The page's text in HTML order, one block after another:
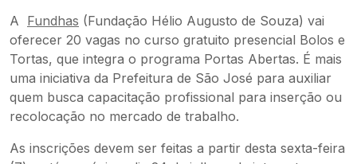
A Fundhas (Fundação Hélio Augusto de Souza) vai
oferecer 20 vagas no curso gratuito presencial Bolos e
Tortas, que integra o programa Portas Abertas. É mais
uma iniciativa da Prefeitura de São José para auxiliar
quem busca capacitação profissional para inserção ou
recolocação no mercado de trabalho.
As inscrições devem ser feitas a partir desta sexta-feira